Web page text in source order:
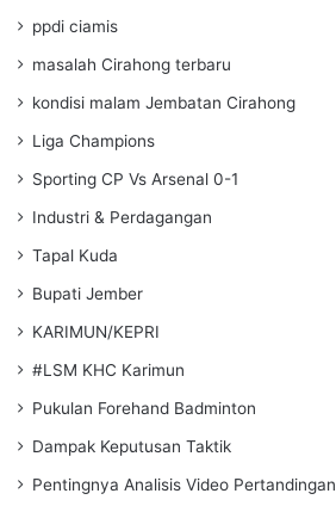
ppdi ciamis
masalah Cirahong terbaru
kondisi malam Jembatan Cirahong
Liga Champions
Sporting CP Vs Arsenal 0-1
Industri & Perdagangan
Tapal Kuda
Bupati Jember
KARIMUN/KEPRI
#LSM KHC Karimun
Pukulan Forehand Badminton
Dampak Keputusan Taktik
Pentingnya Analisis Video Pertandingan